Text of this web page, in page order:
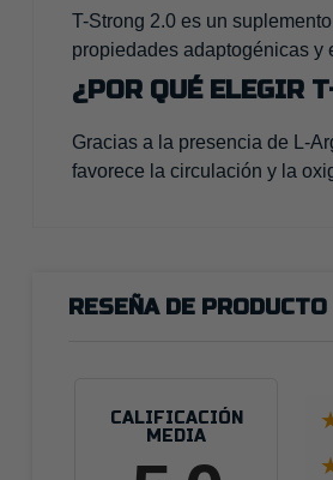
T-Strong 2.0 es un
propiedades adaptogénicas y
¿POR QUÉ ELEGIR
Gracias a la presencia de L-
favorece la circulación y la
RESEÑA DE PRODUCTO
CALIFICACIÓN
MEDIA